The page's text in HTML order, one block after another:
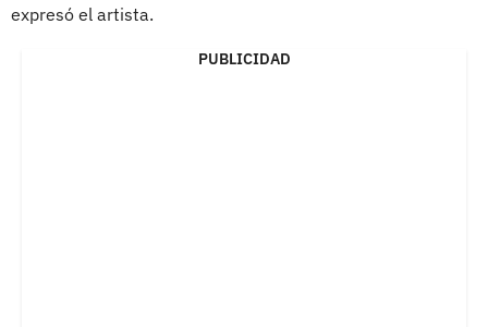
expresó el artista.
PUBLICIDAD